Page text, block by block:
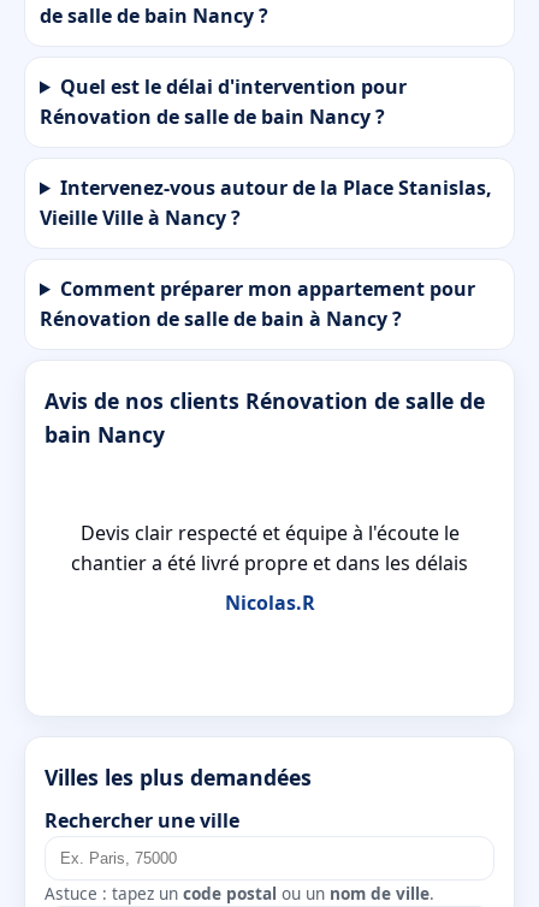
de salle de bain Nancy ?
Quel est le délai d'intervention pour
Rénovation de salle de bain Nancy ?
Intervenez-vous autour de la Place Stanislas,
Vieille Ville à Nancy ?
Comment préparer mon appartement pour
Rénovation de salle de bain à Nancy ?
Avis de nos clients Rénovation de salle de
bain Nancy
Devis clair respecté et équipe à l'écoute le
chantier a été livré propre et dans les délais
Nicolas.R
Villes les plus demandées
Rechercher une ville
Astuce : tapez un code postal ou un nom de ville.